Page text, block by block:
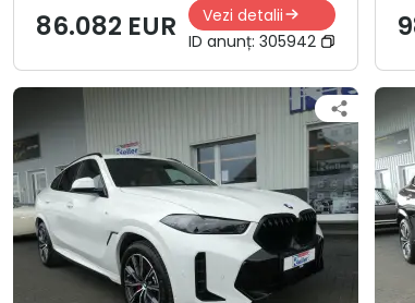
86.082 EUR
Vezi detalii
ID anunț: 305942